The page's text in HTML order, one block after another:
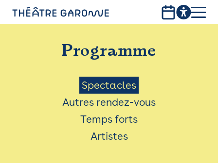
PROGRAMME
INFOS PRATIQUES
AVEC LES PUBLICS
ACCESSIBILITÉ
LES PRODUCTIONS
Programme
Menu
Saison
Spectacles
Autres rendez-vous
Temps forts
Artistes